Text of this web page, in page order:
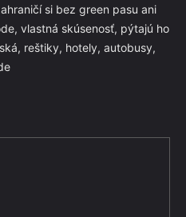
si bez green pasu ani
vlastná skúsenosť, pýtajú ho
reštiky, hotely, autobusy,